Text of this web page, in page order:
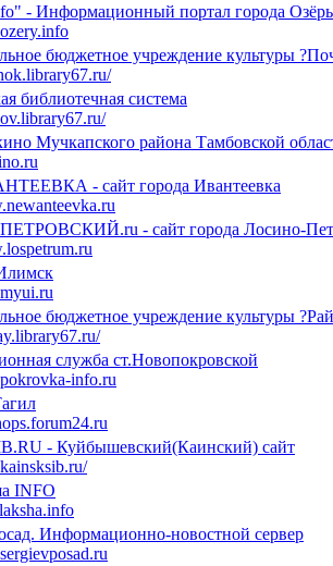
- Информационный портал города
бюджетное учреждение культуры
библиотечная система
Мучкапского района Тамбовской
- сайт города Ивантеевка
- сайт города Лосино-
бюджетное учреждение культуры
служба ст.Новопокровской
info.ru
- Куйбышевский(Каинский) сайт
INFO
Информационно-новостной сервер